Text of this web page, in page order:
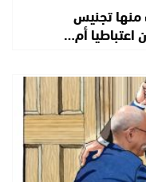
منها تجنيس
أم…